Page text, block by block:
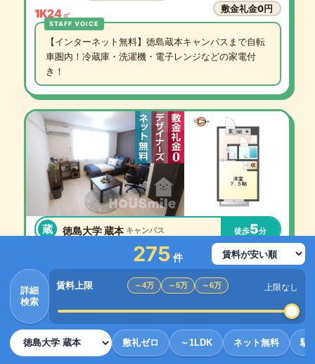
1K24㎡
敷金礼金0円
【インターネット無料】徳島蔵本キャンパスまで自転
車圏内！冷蔵庫・洗濯機・電子レンジなどの家電付
き！
蔵 徳島大学 蔵本 キャンパス 徒歩5分
徳島大学 蔵本 200m 1K 102
庄町 鮎喰駅 徒歩9分
1K 23.3㎡
3万円
+ 共益費 なし
敷金礼金0円
蔵本キャンパスの薬学部北入口まで歩いて5分と通学
便利な1Kです。ファミリーマートも近くにある庄町の
アパート。
275 件
詳細
検索
賃料上限 ～4万 ～5万 ～6万 上限なし
敷礼ゼロ ～1LDK ネット無料 駅